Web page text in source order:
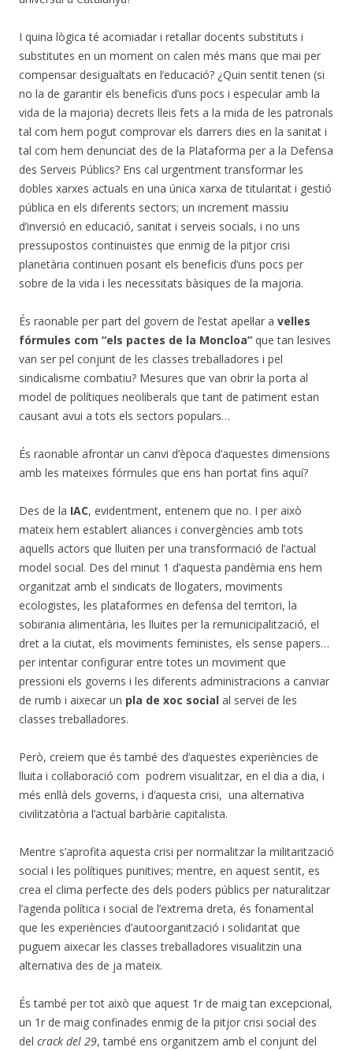
I quina lògica té acomiadar i retallar docents substituts i
substitutes en un moment on calen més mans que mai per
compensar desigualtats en l’educació? ¿Quin sentit tenen (si
no la de garantir els beneficis d’uns pocs i especular amb la
vida de la majoria) decrets lleis fets a la mida de les patronals
tal com hem pogut comprovar els darrers dies en la sanitat i
tal com hem denunciat des de la Plataforma per a la Defensa
des Serveis Públics? Ens cal urgentment transformar les
dobles xarxes actuals en una única xarxa de titularitat i gestió
pública en els diferents sectors; un increment massiu
d’inversió en educació, sanitat i serveis socials, i no uns
pressupostos continuistes que enmig de la pitjor crisi
planetària continuen posant els beneficis d’uns pocs per
sobre de la vida i les necessitats bàsiques de la majoria.
És raonable per part del govern de l’estat apel·lar a velles
fórmules com “els pactes de la Moncloa” que tan lesives
van ser pel conjunt de les classes treballadores i pel
sindicalisme combatiu? Mesures que van obrir la porta al
model de polítiques neoliberals que tant de patiment estan
causant avui a tots els sectors populars…
És raonable afrontar un canvi d’època d’aquestes dimensions
amb les mateixes fórmules que ens han portat fins aquí?
Des de la IAC, evidentment, entenem que no. I per això
mateix hem establert aliances i convergències amb tots
aquells actors que lluiten per una transformació de l’actual
model social. Des del minut 1 d’aquesta pandèmia ens hem
organitzat amb el sindicats de llogaters, moviments
ecologistes, les plataformes en defensa del territori, la
sobirania alimentària, les lluites per la remunicipalització, el
dret a la ciutat, els moviments feministes, els sense papers…
per intentar configurar entre totes un moviment que
pressioni els governs i les diferents administracions a canviar
de rumb i aixecar un pla de xoc social al servei de les
classes treballadores.
Però, creiem que és també des d’aquestes experiències de
lluita i col·laboració com podrem visualitzar, en el dia a dia, i
més enllà dels governs, i d’aquesta crisi, una alternativa
civilitzatòria a l’actual barbàrie capitalista.
Mentre s’aprofita aquesta crisi per normalitzar la militarització
social i les polítiques punitives; mentre, en aquest sentit, es
crea el clima perfecte des dels poders públics per naturalitzar
l’agenda política i social de l’extrema dreta, és fonamental
que les experiències d’autoorganització i solidaritat que
puguem aixecar les classes treballadores visualitzin una
alternativa des de ja mateix.
És també per tot això que aquest 1r de maig tan excepcional,
un 1r de maig confinades enmig de la pitjor crisi social des
del crack del 29, també ens organitzem amb el conjunt del